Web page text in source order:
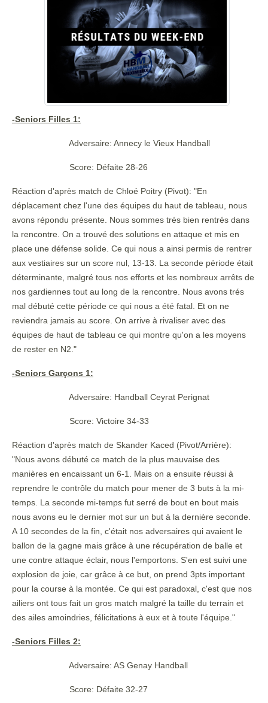
-Seniors Filles 1:
Adversaire: Annecy le Vieux Handball
Score: Défaite 28-26
Réaction d'après match de Chloé Poitry (Pivot): "En
déplacement chez l'une des équipes du haut de tableau, nous
avons répondu présente. Nous sommes trés bien rentrés dans
la rencontre. On a trouvé des solutions en attaque et mis en
place une défense solide. Ce qui nous a ainsi permis de rentrer
aux vestiaires sur un score nul, 13-13. La seconde période était
déterminante, malgré tous nos efforts et les nombreux arrêts de
nos gardiennes tout au long de la rencontre. Nous avons trés
mal débuté cette période ce qui nous a été fatal. Et on ne
reviendra jamais au score. On arrive à rivaliser avec des
équipes de haut de tableau ce qui montre qu'on a les moyens
de rester en N2."
-Seniors Garçons 1:
Adversaire: Handball Ceyrat Perignat
Score: Victoire 34-33
Réaction d'après match de Skander Kaced (Pivot/Arrière):
"Nous avons débuté ce match de la plus mauvaise des
manières en encaissant un 6-1. Mais on a ensuite réussi à
reprendre le contrôle du match pour mener de 3 buts à la mi-
temps. La seconde mi-temps fut serré de bout en bout mais
nous avons eu le dernier mot sur un but à la dernière seconde.
A 10 secondes de la fin, c'était nos adversaires qui avaient le
ballon de la gagne mais grâce à une récupération de balle et
une contre attaque éclair, nous l'emportons. S'en est suivi une
explosion de joie, car grâce à ce but, on prend 3pts important
pour la course à la montée. Ce qui est paradoxal, c'est que nos
ailiers ont tous fait un gros match malgré la taille du terrain et
des ailes amoindries, félicitations à eux et à toute l'équipe."
-Seniors Filles 2:
Adversaire: AS Genay Handball
Score: Défaite 32-27